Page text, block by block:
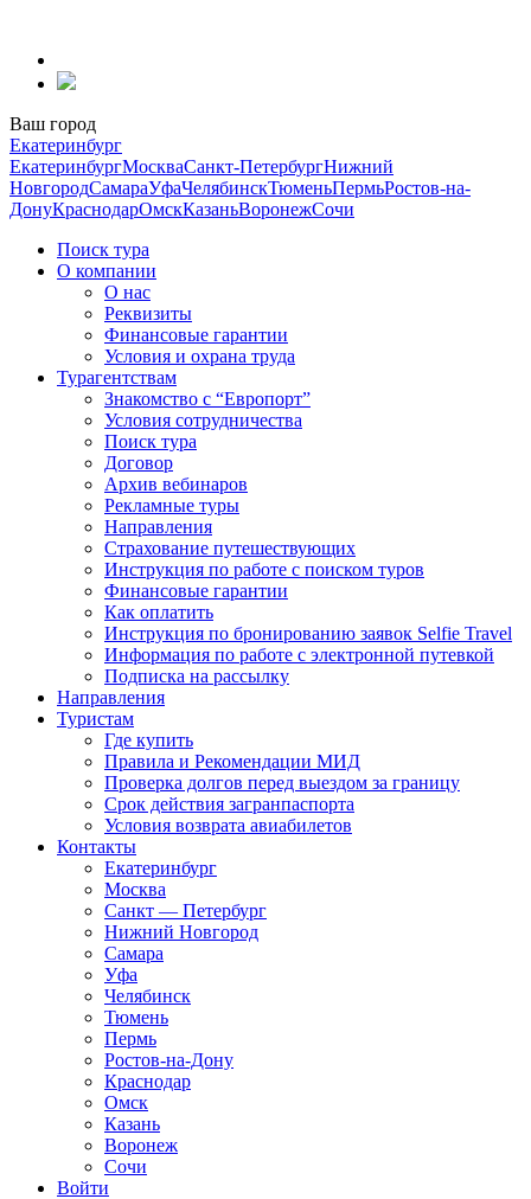
содержанию
Ваш город
Екатеринбург
ЕкатеринбургМоскваСанкт-ПетербургНижний
НовгородСамараУфаЧелябинскТюменьПермьРостов-на-
ДонуКраснодарОмскКазаньВоронежСочи
Поиск тура
О компании
О нас
Реквизиты
Финансовые гарантии
Условия и охрана труда
Турагентствам
Знакомство с “Европорт”
Условия сотрудничества
Поиск тура
Договор
Архив вебинаров
Рекламные туры
Направления
Страхование путешествующих
Инструкция по работе с поиском туров
Финансовые гарантии
Как оплатить
Инструкция по бронированию заявок Selfie Travel
Информация по работе с электронной путевкой
Подписка на рассылку
Направления
Туристам
Где купить
Правила и Рекомендации МИД
Проверка долгов перед выездом за границу
Срок действия загранпаспорта
Условия возврата авиабилетов
Контакты
Екатеринбург
Москва
Санкт — Петербург
Нижний Новгород
Самара
Уфа
Челябинск
Тюмень
Пермь
Ростов-на-Дону
Краснодар
Омск
Казань
Воронеж
Сочи
Войти